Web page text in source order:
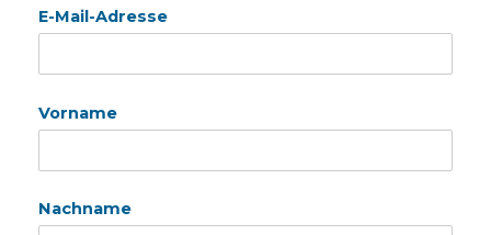
E-Mail-Adresse
Vorname
Nachname